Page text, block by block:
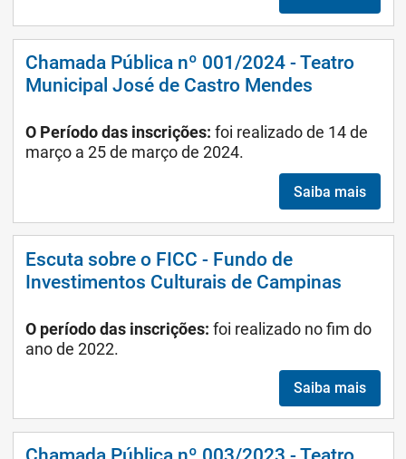
Chamada Pública nº 001/2024 - Teatro
Municipal José de Castro Mendes
O Período das inscrições: foi realizado de 14 de
março a 25 de março de 2024.
Saiba mais
Escuta sobre o FICC - Fundo de
Investimentos Culturais de Campinas
O período das inscrições: foi realizado no fim do
ano de 2022.
Saiba mais